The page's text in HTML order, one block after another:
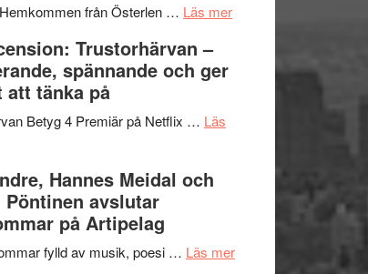
–
och
från Österlen … Läs merom
vidsträckta
Trustorhärvan –
spännande och ger
att tänka på
Betyg 4 Premiär på Netflix … Läs
Hannes Meidal och
Pöntinen avslutar
på Artipelag
fylld av musik, poesi … Läs merom